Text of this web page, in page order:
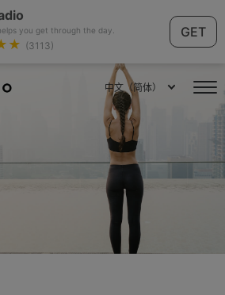
you get through the day.
(3113)
GET
中文（简体）